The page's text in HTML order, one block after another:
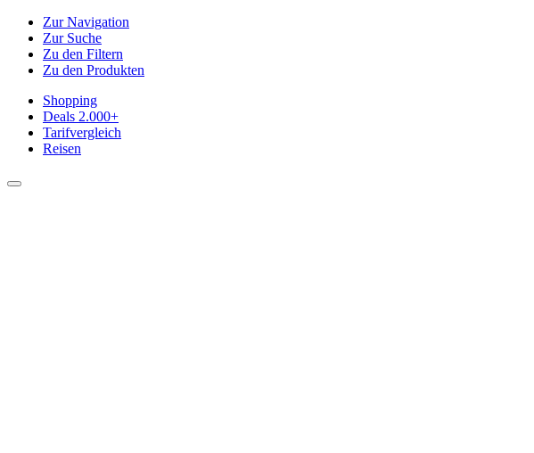
Zur Navigation
Zur Suche
Zu den Filtern
Zu den Produkten
Shopping
Deals 2.000+
Tarifvergleich
Reisen